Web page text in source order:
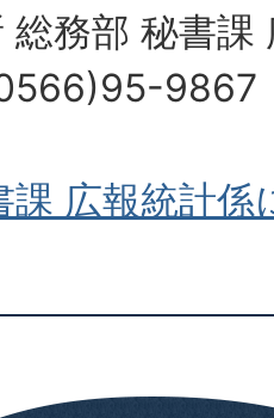
総務部 秘書課
9867
課 広報統計係